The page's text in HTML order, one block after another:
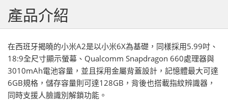
產品介紹
在西班牙揭曉的小米A2是以小米6X為基礎，同樣採用5.99吋、
18:9全尺寸顯示螢幕、Qualcomm Snapdragon 660處理器與
3010mAh電池容量，並且採用金屬背蓋設計，記憶體最大可達
6GB規格，儲存容量則可達128GB，背後也搭載指紋辨識器，
同時支援人臉識別解鎖功能。